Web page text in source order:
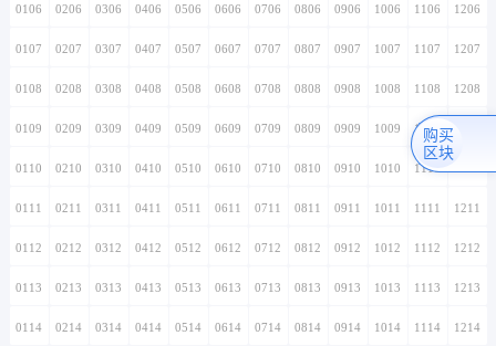
0106 0206 0306 0406 0506 0606 0706 0806 0906 1006 1106 1206
0107 0207 0307 0407 0507 0607 0707 0807 0907 1007 1107 1207
0108 0208 0308 0408 0508 0608 0708 0808 0908 1008 1108 1208
0109 0209 0309 0409 0509 0609 0709 0809 0909 1009 1109
0110 0210 0310 0410 0510 0610 0710 0810 0910 1010 1110
0111 0211 0311 0411 0511 0611 0711 0811 0911 1011 1111 1211
0112 0212 0312 0412 0512 0612 0712 0812 0912 1012 1112 1212
0113 0213 0313 0413 0513 0613 0713 0813 0913 1013 1113 1213
0114 0214 0314 0414 0514 0614 0714 0814 0914 1014 1114 1214
购买
区块